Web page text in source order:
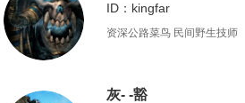
ID：kingfar
资深公路菜鸟 民间野生技师
灰- -豁